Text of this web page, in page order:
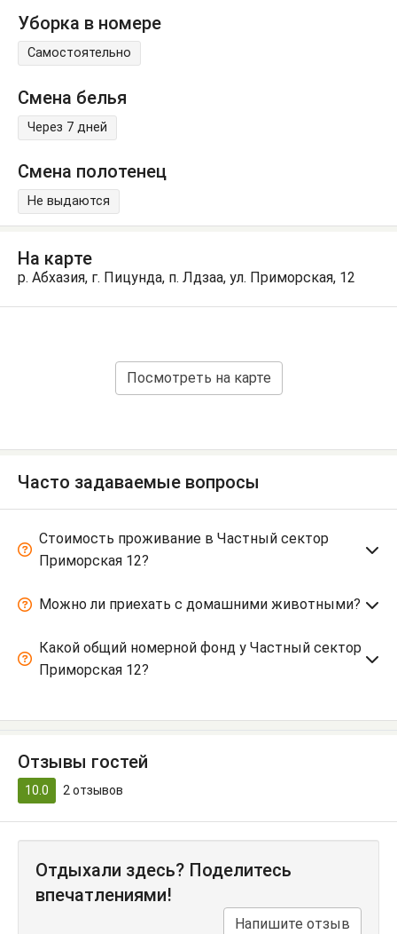
Уборка в номере
Самостоятельно
Смена белья
Через 7 дней
Смена полотенец
Не выдаются
На карте
р. Абхазия, г. Пицунда, п. Лдзаа, ул. Приморская, 12
Посмотреть на карте
Часто задаваемые вопросы
Стоимость проживание в Частный сектор
Приморская 12?
Можно ли приехать с домашними животными?
Какой общий номерной фонд у Частный сектор
Приморская 12?
Отзывы гостей
10.0 2 отзывов
Отдыхали здесь? Поделитесь
впечатлениями!
Напишите отзыв